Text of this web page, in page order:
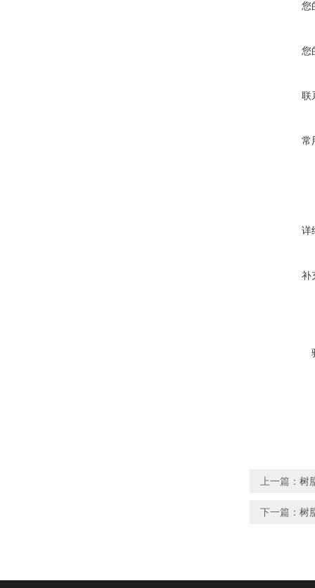
您
您
联
常
详
补
上一篇： 树
下一篇： 树